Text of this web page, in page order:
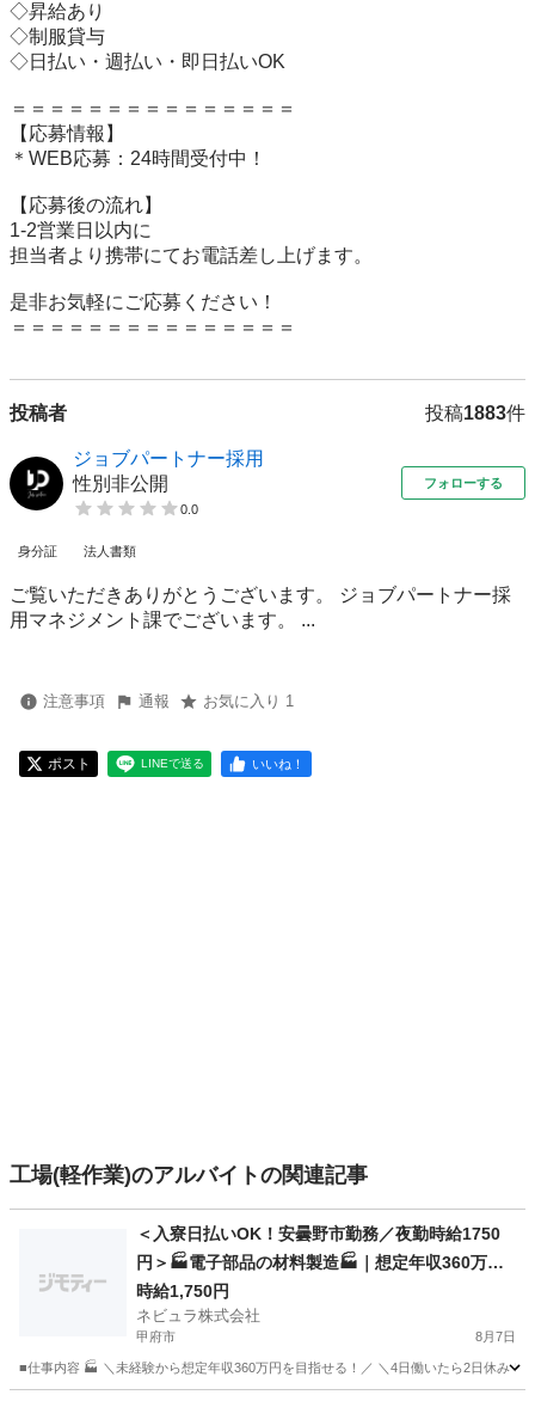
◇昇給あり
◇制服貸与
◇日払い・週払い・即日払いOK
＝＝＝＝＝＝＝＝＝＝＝＝＝＝＝
【応募情報】
＊WEB応募：24時間受付中！
【応募後の流れ】
1-2営業日以内に
担当者より携帯にてお電話差し上げます。
是非お気軽にご応募ください！
＝＝＝＝＝＝＝＝＝＝＝＝＝＝＝
投稿者 投稿1883件
ジョブパートナー採用
性別非公開
0.0
フォローする
身分証 法人書類
ご覧いただきありがとうございます。 ジョブパートナー採
用マネジメント課でございます。 ...
注意事項 通報 お気に入り 1
ポスト LINEで送る いいね！
工場(軽作業)のアルバイトの関連記事
＜入寮日払いOK！安曇野市勤務／夜勤時給1750
円＞🏭電子部品の材料製造🏭｜想定年収360万円
｜日払いOK｜4勤2休｜長野県安曇野市【14110
6】
時給1,750円
ネビュラ株式会社
甲府市 8月7日
■仕事内容 🏭 ＼未経験から想定年収360万円を目指せる！／ ＼4日働いたら2日休み